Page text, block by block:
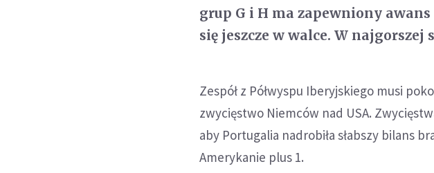
grup G i H ma zapewniony
się jeszcze w walce. W
Zespół z Półwyspu Iberyjskiego musi
zwycięstwo Niemców nad USA.
aby Portugalia nadrobiła słabszy bilans
Amerykanie plus 1.